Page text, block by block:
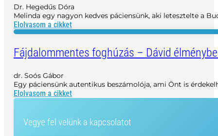
Dr. Hegedűs Dóra
Melinda egy nagyon kedves páciensünk, aki letesztelte a
Elolvasom a cikket
Fájdalommentes foghúzás – Dávid
dr. Soós Gábor
Egy páciensünk autentikus beszámolója, ami Önt is
Elolvasom a cikket
Vegye fel velünk a kapcsolatot